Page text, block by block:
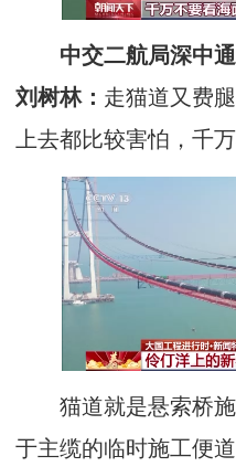
中交二航局深中通
刘树林： 走猫道又费
上去都比较害怕，千万
猫道就是悬索桥施
于主缆的临时施工便